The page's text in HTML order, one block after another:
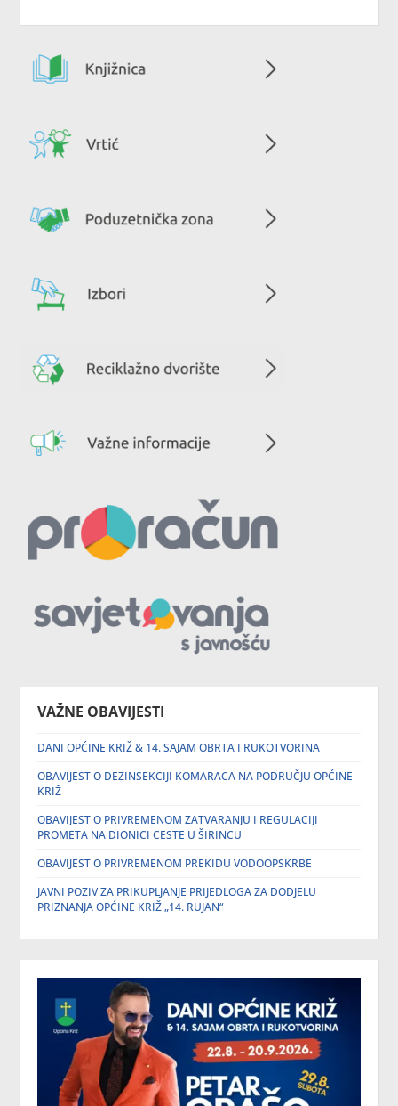
VAŽNE OBAVIJESTI
DANI OPĆINE KRIŽ & 14. SAJAM OBRTA I RUKOTVORINA
OBAVIJEST O DEZINSEKCIJI KOMARACA NA PODRUČJU OPĆINE
KRIŽ
OBAVIJEST O PRIVREMENOM ZATVARANJU I REGULACIJI
PROMETA NA DIONICI CESTE U ŠIRINCU
OBAVIJEST O PRIVREMENOM PREKIDU VODOOPSKRBE
JAVNI POZIV ZA PRIKUPLJANJE PRIJEDLOGA ZA DODJELU
PRIZNANJA OPĆINE KRIŽ „14. RUJAN“